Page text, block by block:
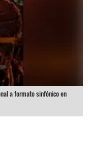
a formato sinfónico en